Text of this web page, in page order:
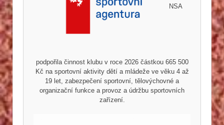
NSA
podpořila činnost klubu v roce 2026 částkou 665 500
Kč na sportovní aktivity dětí a mládeže ve věku 4 až
19 let, zabezpečení sportovní, tělovýchovné a
organizační funkce a provoz a údržbu sportovních
zařízení.